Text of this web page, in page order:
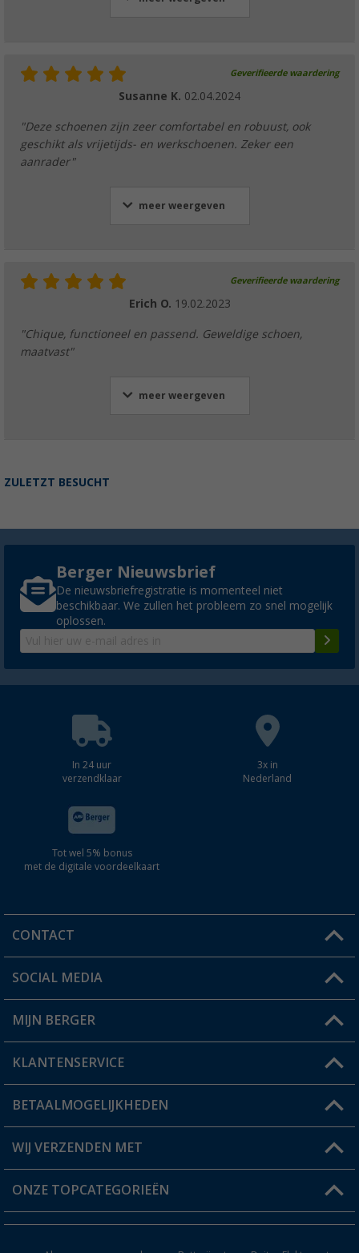
Geverifieerde waardering
Susanne K. 02.04.2024
"Deze schoenen zijn zeer comfortabel en robuust, ook
geschikt als vrijetijds- en werkschoenen. Zeker een
aanrader"
meer weergeven
Geverifieerde waardering
Erich O. 19.02.2023
"Chique, functioneel en passend. Geweldige schoen,
maatvast"
meer weergeven
ZULETZT BESUCHT
Berger Nieuwsbrief
De nieuwsbriefregistratie is momenteel niet
beschikbaar. We zullen het probleem zo snel mogelijk
oplossen.
In 24 uur
verzendklaar
3x in
Nederland
Tot wel 5% bonus
met de digitale voordeelkaart
CONTACT
Een vraag?
Winkel vinden
SOCIAL MEDIA
MIJN BERGER
Mijn account
Status bestelling
Verlanglijstje
KLANTENSERVICE
FAQ & Contact
Verzendinformatie
Catalogus
BETAALMOGELIJKHEDEN
WIJ VERZENDEN MET
ONZE TOPCATEGORIEËN